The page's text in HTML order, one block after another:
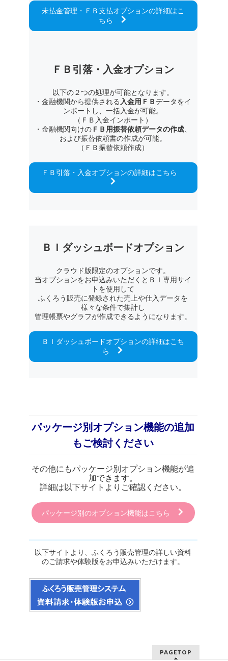
未払金管理・ＦＢ支払オプションの詳細はこ
ちら
ＦＢ引落・入金オプション
以下の２つの処理が可能となります。
・金融機関から提供される 入金用ＦＢデータをイ
ンポートし、一括入金が可能。
（ＦＢ入金インポート）
・金融機関向けの ＦＢ用振替依頼データの作成
および振替依頼書の作成が可能。
（ＦＢ振替依頼作成）
ＦＢ引落・入金オプションの詳細はこちら
ＢＩダッシュボードオプション
クラウド版限定のオプションです。
当オプションをお申込みいただくとＢＩ専用サイ
トを使用して
ふくろう販売に登録された売上や仕入データを
様々な条件で集計し
管理帳票やグラフが作成できるようになります。
ＢＩダッシュボードオプションの詳細はこち
ら
パッケージ別オプション機能の追加
もご検討ください
その他にもパッケージ別オプション機能が追
加できます。
詳細は以下サイトよりご確認ください。
パッケージ別のオプション機能はこちら
以下サイトより、ふくろう販売管理の詳しい資料
のご請求や体験版をお申込みいただけます。
PAGETOP